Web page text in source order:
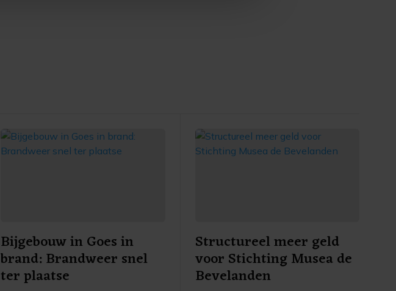
Bijgebouw in Goes in
brand: Brandweer snel
ter plaatse
Structureel meer geld
voor Stichting Musea de
Bevelanden